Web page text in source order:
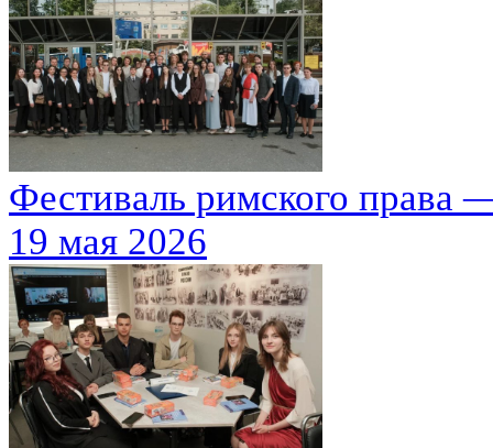
Фестиваль римского права
19 мая 2026